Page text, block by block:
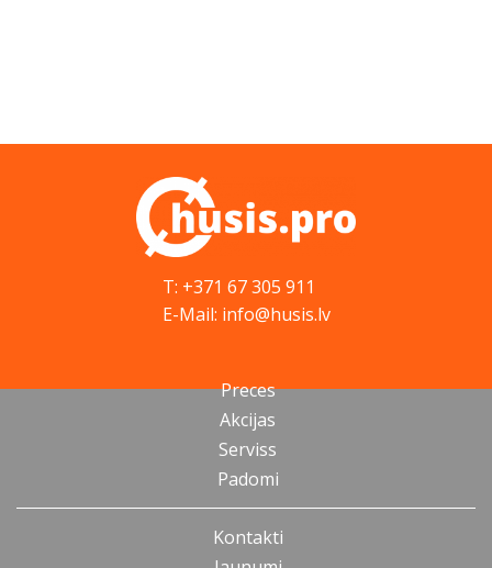
T: +371 67 305 911
E-Mail: info@husis.lv
Preces
Akcijas
Serviss
Padomi
Kontakti